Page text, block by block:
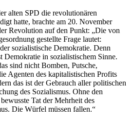
alten SPD die revolutionären
hatte, brachte am 20. November
Revolution auf den Punkt: „Die von
gestellte Frage lautet:
sozialistische Demokratie. Denn
Demokratie in sozialistischem Sinne.
sind nicht Bomben, Putsche,
Agenten des kapitalistischen Profits
das ist der Gebrauch aller politischen
des Sozialismus. Ohne den
Tat der Mehrheit des
Die Würfel müssen fallen.“